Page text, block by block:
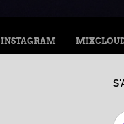
INSTAGRAM